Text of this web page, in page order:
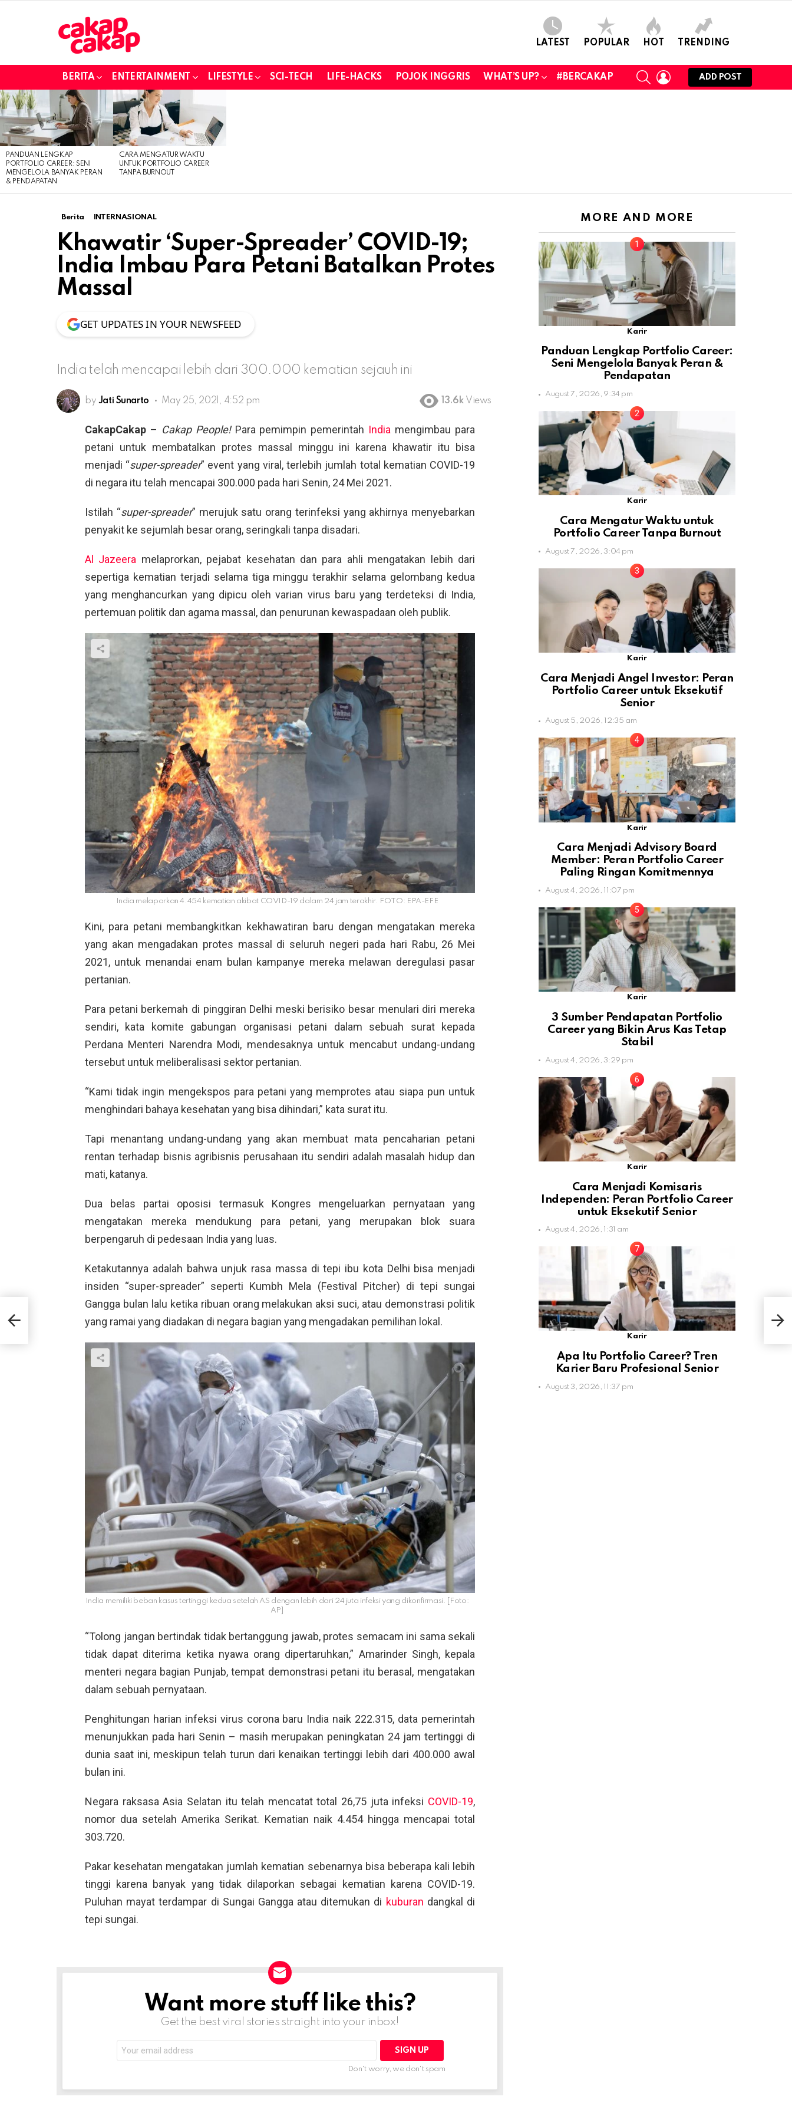
LATEST POPULAR HOT TRENDING
BERITA ENTERTAINMENT LIFESTYLE SCI-TECH LIFE-HACKS POJOK INGGRIS WHAT’S UP? #BERCAKAP
SEARCHLOGIN
ADD POST
LATEST
STORIES
PANDUAN LENGKAP
PORTFOLIO CAREER: SENI
MENGELOLA BANYAK PERAN
& PENDAPATAN
CARA MENGATUR WAKTU
UNTUK PORTFOLIO CAREER
TANPA BURNOUT
Berita INTERNASIONAL
Khawatir ‘Super-Spreader’ COVID-19;
India Imbau Para Petani Batalkan Protes
Massal
GET UPDATES IN YOUR NEWSFEED
India telah mencapai lebih dari 300.000 kematian sejauh ini
by Jati Sunarto May 25, 2021, 4:52 pm 13.6k Views
CakapCakap – Cakap People!Para pemimpin pemerintah India mengimbau para
petani untuk membatalkan protes massal minggu ini karena khawatir itu bisa
menjadi “super-spreader” event yang viral, terlebih jumlah total kematian COVID-19
di negara itu telah mencapai 300.000 pada hari Senin, 24 Mei 2021.
Istilah “super-spreader” merujuk satu orang terinfeksi yang akhirnya menyebarkan
penyakit ke sejumlah besar orang, seringkali tanpa disadari.
Al Jazeera melaprorkan, pejabat kesehatan dan para ahli mengatakan lebih dari
sepertiga kematian terjadi selama tiga minggu terakhir selama gelombang kedua
yang menghancurkan yang dipicu oleh varian virus baru yang terdeteksi di India,
pertemuan politik dan agama massal, dan penurunan kewaspadaan oleh publik.
India melaporkan 4.454 kematian akibat COVID-19 dalam 24 jam terakhir. FOTO: EPA-EFE
Kini, para petani membangkitkan kekhawatiran baru dengan mengatakan mereka
yang akan mengadakan protes massal di seluruh negeri pada hari Rabu, 26 Mei
2021, untuk menandai enam bulan kampanye mereka melawan deregulasi pasar
pertanian.
Para petani berkemah di pinggiran Delhi meski berisiko besar menulari diri mereka
sendiri, kata komite gabungan organisasi petani dalam sebuah surat kepada
Perdana Menteri Narendra Modi, mendesaknya untuk mencabut undang-undang
tersebut untuk meliberalisasi sektor pertanian.
“Kami tidak ingin mengekspos para petani yang memprotes atau siapa pun untuk
menghindari bahaya kesehatan yang bisa dihindari,” kata surat itu.
Tapi menantang undang-undang yang akan membuat mata pencaharian petani
rentan terhadap bisnis agribisnis perusahaan itu sendiri adalah masalah hidup dan
mati, katanya.
Dua belas partai oposisi termasuk Kongres mengeluarkan pernyataan yang
mengatakan mereka mendukung para petani, yang merupakan blok suara
berpengaruh di pedesaan India yang luas.
Ketakutannya adalah bahwa unjuk rasa massa di tepi ibu kota Delhi bisa menjadi
insiden “super-spreader” seperti Kumbh Mela (Festival Pitcher) di tepi sungai
Gangga bulan lalu ketika ribuan orang melakukan aksi suci, atau demonstrasi politik
yang ramai yang diadakan di negara bagian yang mengadakan pemilihan lokal.
India memiliki beban kasus tertinggi kedua setelah AS dengan lebih dari 24 juta infeksi yang dikonfirmasi. [Foto:
AP]
“Tolong jangan bertindak tidak bertanggung jawab, protes semacam ini sama sekali
tidak dapat diterima ketika nyawa orang dipertaruhkan,” Amarinder Singh, kepala
menteri negara bagian Punjab, tempat demonstrasi petani itu berasal, mengatakan
dalam sebuah pernyataan.
Penghitungan harian infeksi virus corona baru India naik 222.315, data pemerintah
menunjukkan pada hari Senin – masih merupakan peningkatan 24 jam tertinggi di
dunia saat ini, meskipun telah turun dari kenaikan tertinggi lebih dari 400.000 awal
bulan ini.
Negara raksasa Asia Selatan itu telah mencatat total 26,75 juta infeksi COVID-19,
nomor dua setelah Amerika Serikat. Kematian naik 4.454 hingga mencapai total
303.720.
Pakar kesehatan mengatakan jumlah kematian sebenarnya bisa beberapa kali lebih
tinggi karena banyak yang tidak dilaporkan sebagai kematian karena COVID-19.
Puluhan mayat terdampar di Sungai Gangga atau ditemukan di kuburan dangkal di
tepi sungai.
NEWSLETTERWant more stuff like this?
Get the best viral stories straight into your inbox!
address:
Don't worry, we don't spam
MORE AND MORE
Karir
Panduan Lengkap Portfolio Career:
Seni Mengelola Banyak Peran &
Pendapatan
August 7, 2026, 9:34 pm
Karir
Cara Mengatur Waktu untuk
Portfolio Career Tanpa Burnout
August 7, 2026, 3:04 pm
Karir
Cara Menjadi Angel Investor: Peran
Portfolio Career untuk Eksekutif
Senior
August 5, 2026, 12:35 am
Karir
Cara Menjadi Advisory Board
Member: Peran Portfolio Career
Paling Ringan Komitmennya
August 4, 2026, 11:07 pm
Karir
3 Sumber Pendapatan Portfolio
Career yang Bikin Arus Kas Tetap
Stabil
August 4, 2026, 3:29 pm
Karir
Cara Menjadi Komisaris
Independen: Peran Portfolio Career
untuk Eksekutif Senior
August 4, 2026, 1:31 am
Karir
Apa Itu Portfolio Career? Tren
Karier Baru Profesional Senior
August 3, 2026, 11:37 pm